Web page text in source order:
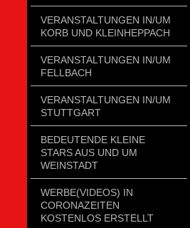
VERANSTALTUNGEN IN/UM
KORB UND KLEINHEPPACH
VERANSTALTUNGEN IN/UM
FELLBACH
VERANSTALTUNGEN IN/UM
STUTTGART
BEDEUTENDE KLEINE
STARS AUS UND UM
WEINSTADT
WERBE(VIDEOS) IN
CORONAZEITEN
KOSTENLOS ERSTELLT